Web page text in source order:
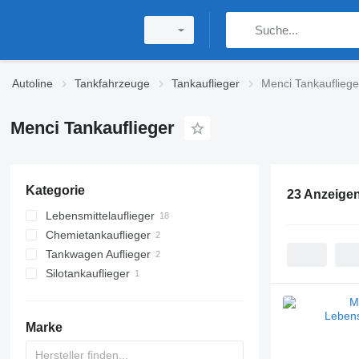
Autoline Tankfahrzeuge Tankauflieger Menci
Menci Tankauflieger
Kategorie
Lebensmittelauflieger
Chemietankauflieger
Tankwagen Auflieger
Silotankauflieger
Marke
23